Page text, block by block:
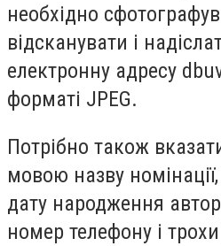
необхідно
відсканувати і
електронну адресу
форматі JPEG.
Потрібно також
мовою назву
дату народження
номер телефону і